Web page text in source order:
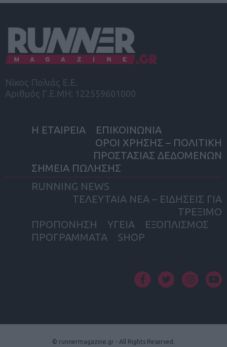
Νίκος Πολιάς Ε.Ε.
Αριθμός Γ.Ε.ΜΗ: 122559601000
Η ΕΤΑΙΡΕΙΑ
ΕΠΙΚΟΙΝΩΝΙΑ
ΟΡΟΙ ΧΡΗΣΗΣ – ΠΟΛΙΤΙΚΗ
ΠΡΟΣΤΑΣΙΑΣ ΔΕΔΟΜΕΝΩΝ
ΣΗΜΕΙΑ ΠΩΛΗΣΗΣ
RUNNING NEWS
ΤΕΛΕΥΤΑΙΑ ΝΕΑ – ΕΙΔΗΣΕΙΣ ΓΙΑ
ΤΡΕΞΙΜΟ
ΠΡΟΠΟΝΗΣΗ
ΥΓΕΙΑ
ΕΞΟΠΛΙΣΜΟΣ
ΠΡΟΓΡΑΜΜΑΤΑ
SHOP
© runnermagazine.gr - All Rights Reserved.